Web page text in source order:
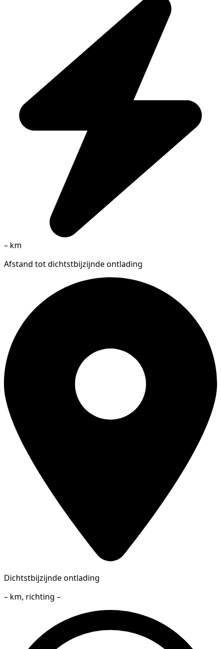
– km
Afstand tot dichtstbijzijnde ontlading
Dichtstbijzijnde ontlading
– km, richting –